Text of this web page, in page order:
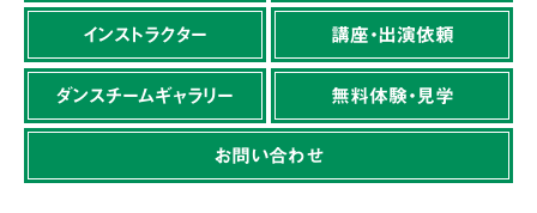
インストラクター 講座・出演依頼
ダンスチームギャラリー 無料体験・見学
お問い合わせ